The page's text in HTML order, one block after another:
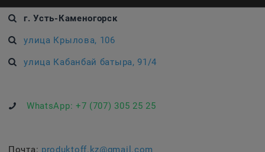
г. Усть-Каменогорск
улица Крылова, 106
улица Кабанбай батыра, 91/4
WhatsApp: +7 (707) 305 25 25
Почта: produktoff.kz@gmail.com